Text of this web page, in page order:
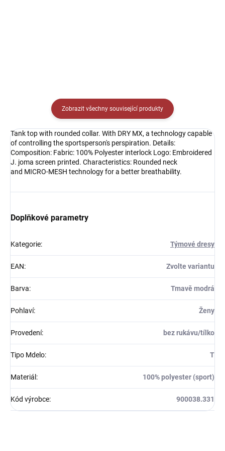
Zobrazit všechny související produkty
Tank top with rounded collar. With DRY MX, a technology capable
of controlling the sportsperson's perspiration. Details:
Composition: Fabric: 100% Polyester interlock Logo: Embroidered
J. joma screen printed. Characteristics: Rounded neck
and MICRO-MESH technology for a better breathability.
Doplňkové parametry
Kategorie: Týmové dresy
EAN: Zvolte variantu
Barva: Tmavě modrá
Pohlaví: Ženy
Provedení: bez rukávu/tílko
Tipo Mdelo: T
Materiál : 100% polyester (sport)
Kód výrobce: 900038.331